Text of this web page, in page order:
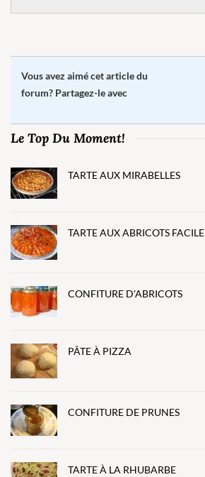
Vous avez aimé cet article du
forum? Partagez-le avec
Le Top Du Moment!
TARTE AUX MIRABELLES
TARTE AUX ABRICOTS FACILE
CONFITURE D'ABRICOTS
PÂTE À PIZZA
CONFITURE DE PRUNES
TARTE À LA RHUBARBE